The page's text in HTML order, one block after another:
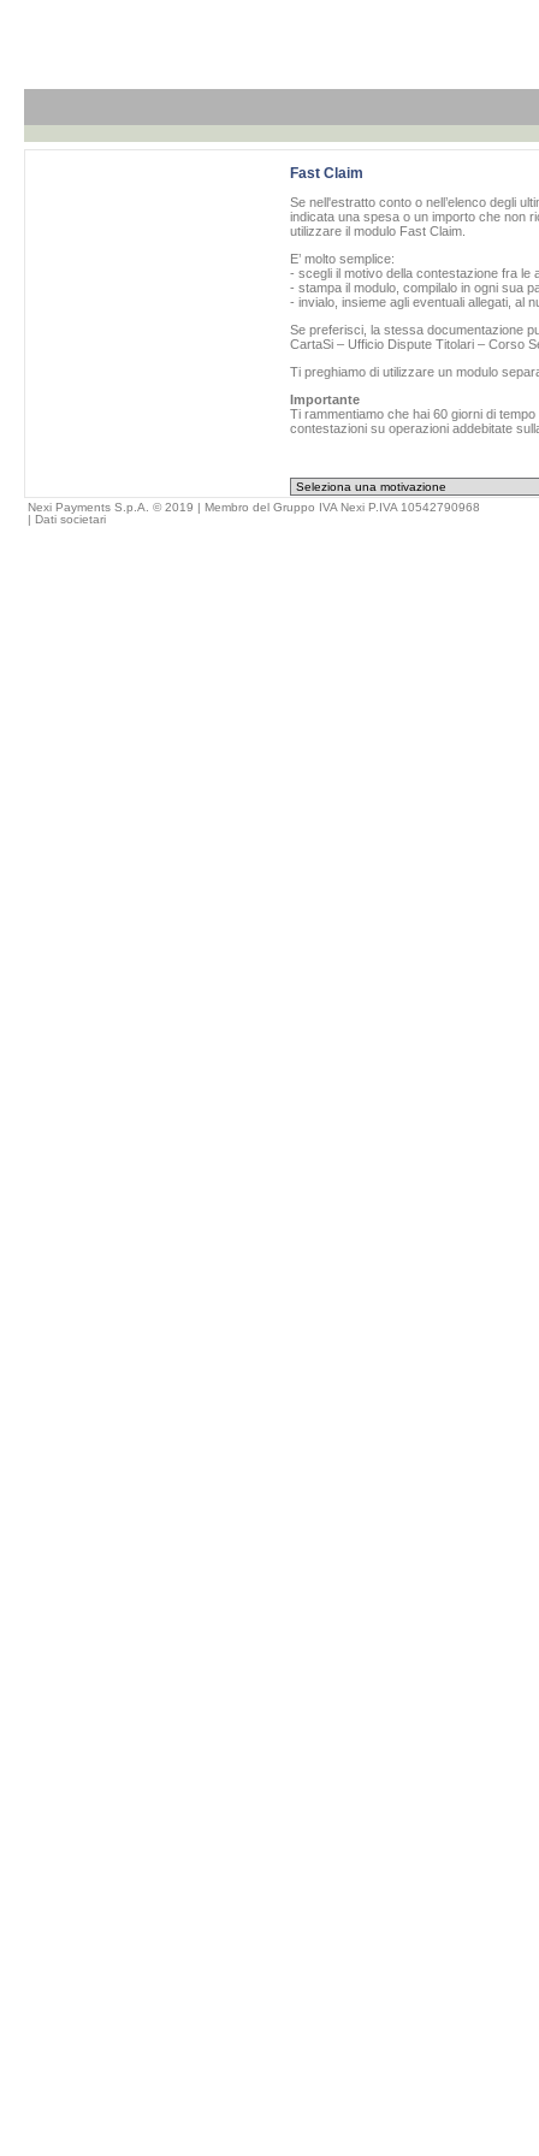
Fast Claim
Se nell'estratto conto o nell’elenco degli
indicata una spesa o un importo che non
utilizzare il modulo Fast Claim.
E’ molto semplice:
- scegli il motivo della contestazione fra le
- stampa il modulo, compilalo in ogni sua
- invialo, insieme agli eventuali allegati, al
Se preferisci, la stessa documentazione
CartaSi – Ufficio Dispute Titolari – Corso
Ti preghiamo di utilizzare un modulo
Importante
Ti rammentiamo che hai 60 giorni di
contestazioni su operazioni addebitate
Nexi Payments S.p.A. © 2019 | Membro del Gruppo IVA Nexi P.IVA 10542790968
| Dati societari